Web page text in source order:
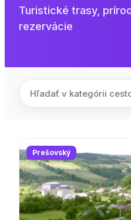
Turistické trasy,
rezervácie
Prešovský